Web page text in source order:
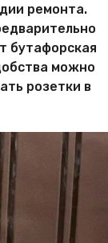
ремонта.
бутафорская
можно
розетки в